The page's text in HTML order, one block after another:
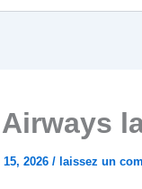
2026 / laissez un